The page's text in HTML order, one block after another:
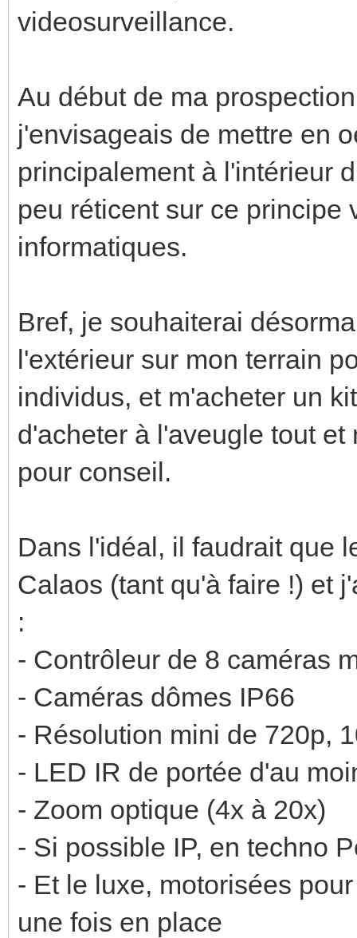
videosurveillance.
Au début de ma
j'envisageais de mettre en
principalement à l'intérieur
peu réticent sur ce principe
informatiques.
Bref, je souhaiterai
l'extérieur sur mon terrain
individus, et m'acheter un
d'acheter à l'aveugle tout
pour conseil.
Dans l'idéal, il faudrait que
Calaos (tant qu'à faire !) et
:
- Contrôleur de 8 caméras
- Caméras dômes IP66
- Résolution mini de 720p,
- LED IR de portée d'au
- Zoom optique (4x à 20x)
- Si possible IP, en techno
- Et le luxe, motorisées
une fois en place